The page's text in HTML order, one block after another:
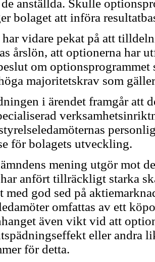
anställda. Skulle
bolaget att införa
vidare pekat på att
årslön, att optionerna har
om
majoritetskrav som
i ärendet framgår att
för bolagets utveckling.
mening utgör mot
anfört tillräckligt starka
med god sed på
omfattas av ett
även vikt vid att
eller andra
för detta.